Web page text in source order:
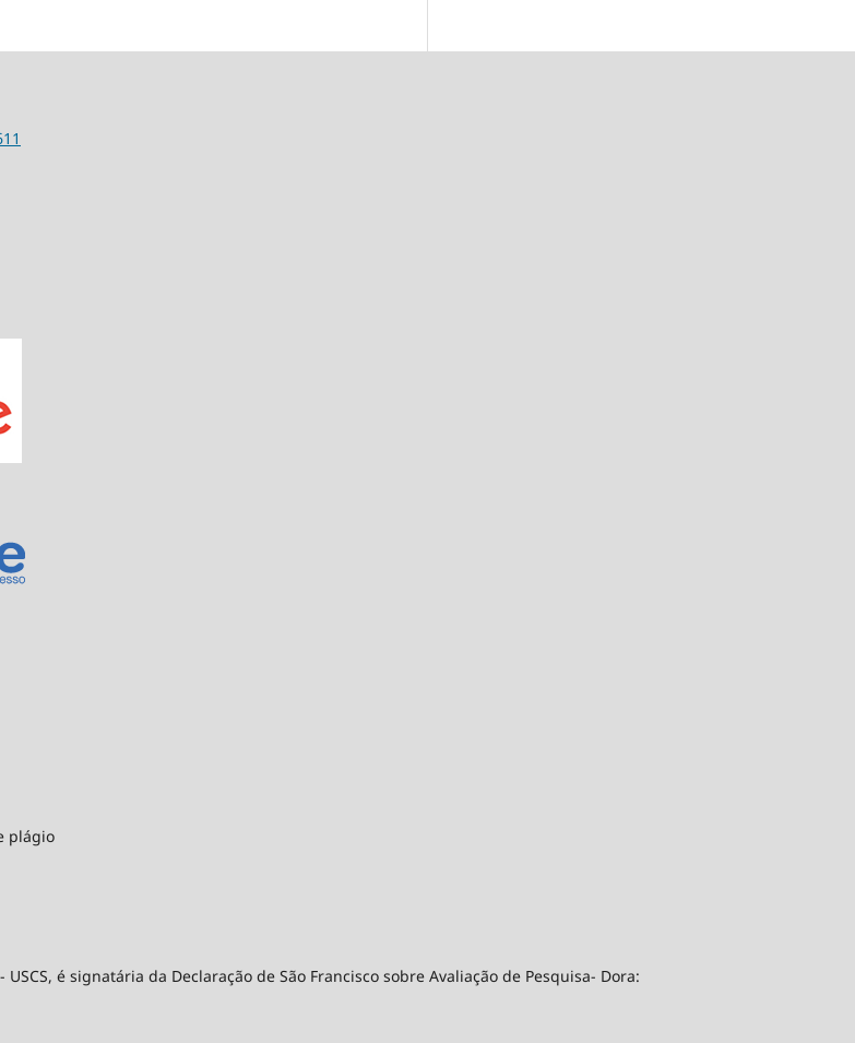
plágio
é signatária da Declaração de São Francisco sobre Avaliação de Pesquisa- Dora: